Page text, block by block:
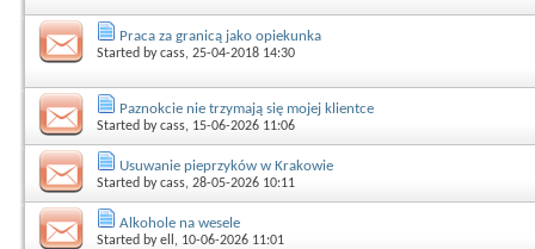
Praca za granicą jako opiekunka
Started bycass, 25-04-2018 14:30
Paznokcie nie trzymają się mojej klientce
Started bycass, 15-06-2026 11:06
Usuwanie pieprzyków w Krakowie
Started bycass, 28-05-2026 10:11
Alkohole na wesele
Started byell , 10-06-2026 11:01